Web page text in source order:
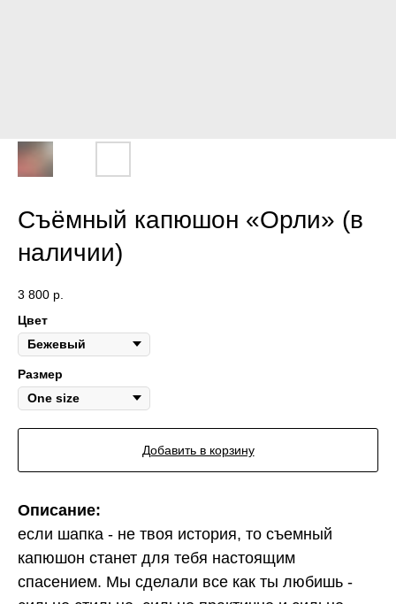
Съёмный капюшон «Орли» (в
наличии)
3 800 р.
Цвет
Размер
Добавить в корзину
Описание:
если шапка - не твоя история, то съемный
капюшон станет для тебя настоящим
спасением. Мы сделали все как ты любишь -